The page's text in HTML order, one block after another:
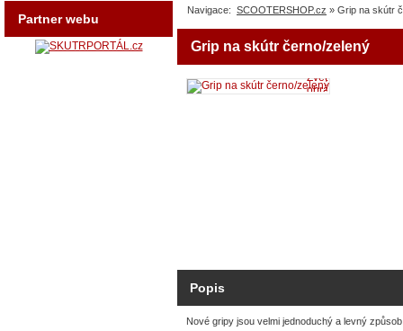
Navigace: SCOOTERSHOP.cz » Grip na skútr
Grip na skútr černo/zelený
Zvětšit
obrázek
Popis
Nové gripy jsou velmi jednoduchý a levný
Partner webu